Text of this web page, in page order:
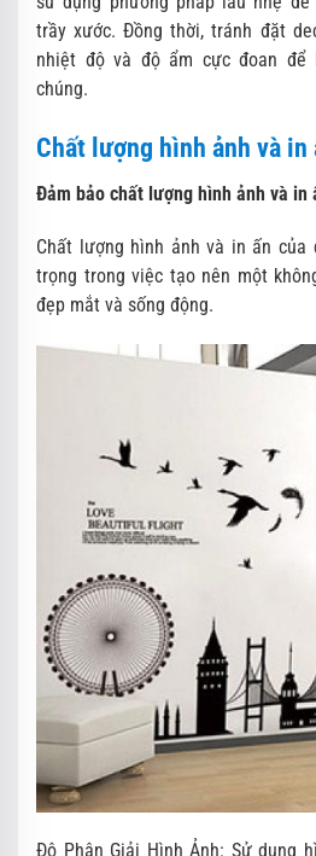
trầy xước. Đồng thời, tránh đặt
nhiệt độ và độ ẩm cực đoan để
chúng.
Chất lượng hình ảnh và in
Đảm bảo chất lượng hình ảnh và in
Chất lượng hình ảnh và in ấn của
trọng trong việc tạo nên một
đẹp mắt và sống động.
Độ Phân Giải Hình Ảnh: Sử dụng